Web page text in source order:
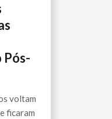
Pós-
voltam
ficaram